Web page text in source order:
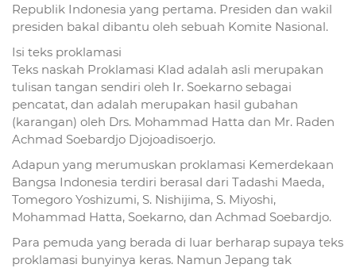
Republik Indonesia yang pertama. Presiden dan wakil
presiden bakal dibantu oleh sebuah Komite Nasional.
Isi teks proklamasi
Teks naskah Proklamasi Klad adalah asli merupakan
tulisan tangan sendiri oleh Ir. Soekarno sebagai
pencatat, dan adalah merupakan hasil gubahan
(karangan) oleh Drs. Mohammad Hatta dan Mr. Raden
Achmad Soebardjo Djojoadisoerjo.
Adapun yang merumuskan proklamasi Kemerdekaan
Bangsa Indonesia terdiri berasal dari Tadashi Maeda,
Tomegoro Yoshizumi, S. Nishijima, S. Miyoshi,
Mohammad Hatta, Soekarno, dan Achmad Soebardjo.
Para pemuda yang berada di luar berharap supaya teks
proklamasi bunyinya keras. Namun Jepang tak